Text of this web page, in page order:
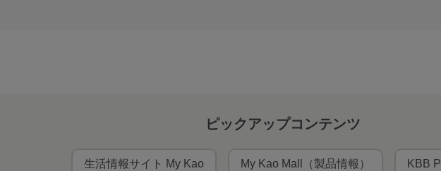
ピックアップコンテンツ
生活情報サイト My Kao My Kao Mall（製品情報） KBB